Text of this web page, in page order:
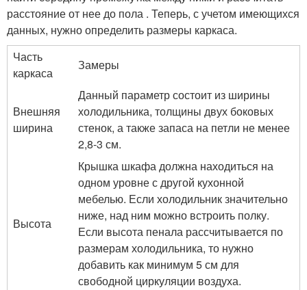
расстояние от нее до пола . Теперь, с учетом имеющихся
данных, нужно определить размеры каркаса.
Часть
каркаса
Замеры
Внешняя
ширина
Данный параметр состоит из ширины
холодильника, толщины двух боковых
стенок, а также запаса на петли не менее
2,8-3 см.
Высота
Крышка шкафа должна находиться на
одном уровне с другой кухонной
мебелью. Если холодильник значительно
ниже, над ним можно встроить полку.
Если высота пенала рассчитывается по
размерам холодильника, то нужно
добавить как минимум 5 см для
свободной циркуляции воздуха.